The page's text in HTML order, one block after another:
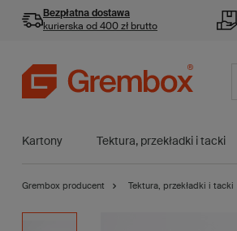
Bezpłatna dostawa
kurierska od 400 zł brutto
Kartony Tektura, przekładki i tacki
Grembox producent Tektura, przekładki i tacki